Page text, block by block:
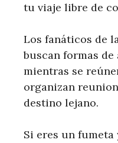
tu viaje libre de
Los fanáticos de
buscan formas
mientras se
organizan
destino lejano.
Si eres un